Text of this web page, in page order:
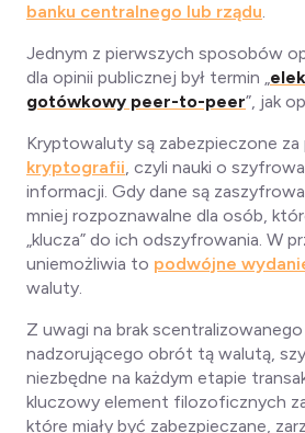
banku centralnego lub rządu.
Jednym z pierwszych sposobów
dla opinii publicznej był termin „
gotówkowy peer-to-peer”, jak
Kryptowaluty są zabezpieczone
kryptografii, czyli nauki o
informacji. Gdy dane są
mniej rozpoznawalne dla osób,
„klucza” do ich odszyfrowania. W
uniemożliwia to podwójne
waluty.
Z uwagi na brak
nadzorującego obrót tą walutą,
niezbędne na każdym etapie
kluczowy element filozoficznych
które miały być zabezpieczane,